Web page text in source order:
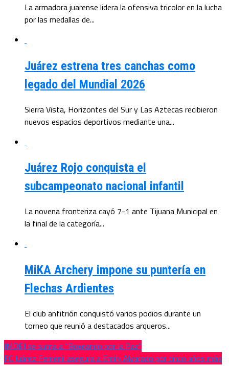
La armadora juarense lidera la ofensiva tricolor en la lucha
por las medallas de...
Juárez estrena tres canchas como
legado del Mundial 2026
Sierra Vista, Horizontes del Sur y Las Aztecas recibieron
nuevos espacios deportivos mediante una...
Juárez Rojo conquista el
subcampeonato nacional infantil
La novena fronteriza cayó 7-1 ante Tijuana Municipal en
la final de la categoría...
MiKA Archery impone su puntería en
Flechas Ardientes
El club anfitrión conquistó varios podios durante un
torneo que reunió a destacados arqueros...
IMDEJ se suma a “Boxeando por la Paz”
FC Juárez Femenil asegura a Emily Alvarado por cinco años más